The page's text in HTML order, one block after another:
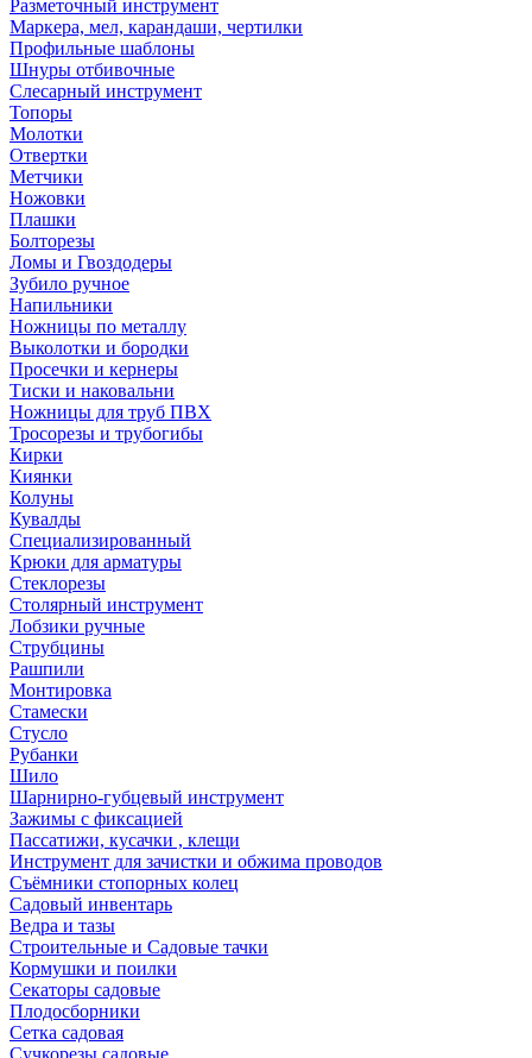
Разметочный инструмент
Маркера, мел, карандаши, чертилки
Профильные шаблоны
Шнуры отбивочные
Слесарный инструмент
Топоры
Молотки
Отвертки
Метчики
Ножовки
Плашки
Болторезы
Ломы и Гвоздодеры
Зубило ручное
Напильники
Ножницы по металлу
Выколотки и бородки
Просечки и кернеры
Тиски и наковальни
Ножницы для труб ПВХ
Тросорезы и трубогибы
Кирки
Киянки
Колуны
Кувалды
Специализированный
Крюки для арматуры
Стеклорезы
Столярный инструмент
Лобзики ручные
Струбцины
Рашпили
Монтировка
Стамески
Стусло
Рубанки
Шило
Шарнирно-губцевый инструмент
Зажимы с фиксацией
Пассатижи, кусачки , клещи
Инструмент для зачистки и обжима проводов
Съёмники стопорных колец
Садовый инвентарь
Ведра и тазы
Строительные и Садовые тачки
Кормушки и поилки
Секаторы садовые
Плодосборники
Сетка садовая
Сучкорезы садовые